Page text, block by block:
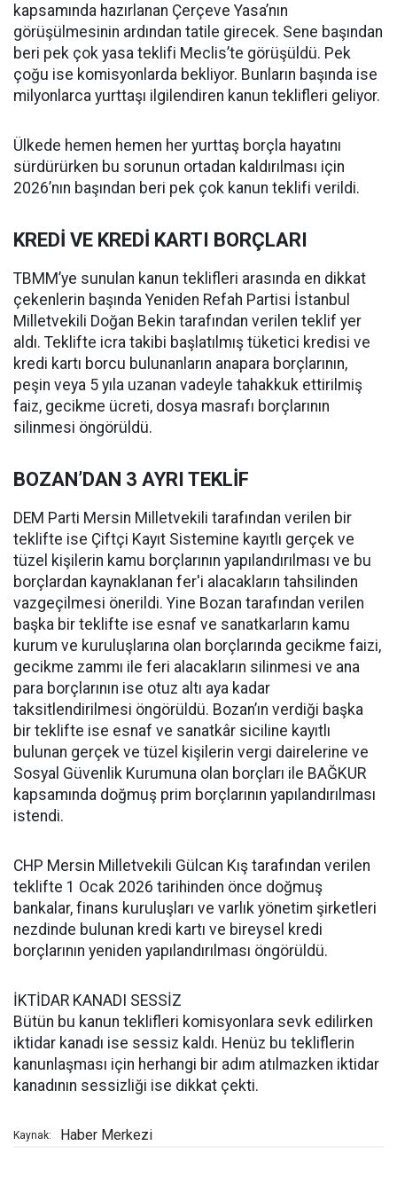
kapsamında hazırlanan Çerçeve Yasa’nın
görüşülmesinin ardından tatile girecek. Sene başından
beri pek çok yasa teklifi Meclis’te görüşüldü. Pek
çoğu ise komisyonlarda bekliyor. Bunların başında ise
milyonlarca yurttaşı ilgilendiren kanun teklifleri geliyor.
Ülkede hemen hemen her yurttaş borçla hayatını
sürdürürken bu sorunun ortadan kaldırılması için
2026’nın başından beri pek çok kanun teklifi verildi.
KREDİ VE KREDİ KARTI BORÇLARI
TBMM’ye sunulan kanun teklifleri arasında en dikkat
çekenlerin başında Yeniden Refah Partisi İstanbul
Milletvekili Doğan Bekin tarafından verilen teklif yer
aldı. Teklifte icra takibi başlatılmış tüketici kredisi ve
kredi kartı borcu bulunanların anapara borçlarının,
peşin veya 5 yıla uzanan vadeyle tahakkuk ettirilmiş
faiz, gecikme ücreti, dosya masrafı borçlarının
silinmesi öngörüldü.
BOZAN’DAN 3 AYRI TEKLİF
DEM Parti Mersin Milletvekili tarafından verilen bir
teklifte ise Çiftçi Kayıt Sistemine kayıtlı gerçek ve
tüzel kişilerin kamu borçlarının yapılandırılması ve bu
borçlardan kaynaklanan fer'i alacakların tahsilinden
vazgeçilmesi önerildi. Yine Bozan tarafından verilen
başka bir teklifte ise esnaf ve sanatkarların kamu
kurum ve kuruluşlarına olan borçlarında gecikme faizi,
gecikme zammı ile feri alacakların silinmesi ve ana
para borçlarının ise otuz altı aya kadar
taksitlendirilmesi öngörüldü. Bozan’ın verdiği başka
bir teklifte ise esnaf ve sanatkâr siciline kayıtlı
bulunan gerçek ve tüzel kişilerin vergi dairelerine ve
Sosyal Güvenlik Kurumuna olan borçları ile BAĞKUR
kapsamında doğmuş prim borçlarının yapılandırılması
istendi.
CHP Mersin Milletvekili Gülcan Kış tarafından verilen
teklifte 1 Ocak 2026 tarihinden önce doğmuş
bankalar, finans kuruluşları ve varlık yönetim şirketleri
nezdinde bulunan kredi kartı ve bireysel kredi
borçlarının yeniden yapılandırılması öngörüldü.
İKTİDAR KANADI SESSİZ
Bütün bu kanun teklifleri komisyonlara sevk edilirken
iktidar kanadı ise sessiz kaldı. Henüz bu tekliflerin
kanunlaşması için herhangi bir adım atılmazken iktidar
kanadının sessizliği ise dikkat çekti.
Kaynak: Haber Merkezi